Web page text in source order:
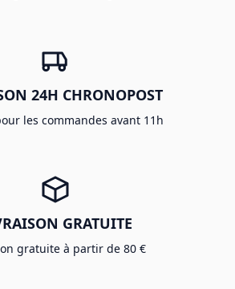
24H CHRONOPOST
les commandes avant 11h
GRATUITE
gratuite à partir de 80 €